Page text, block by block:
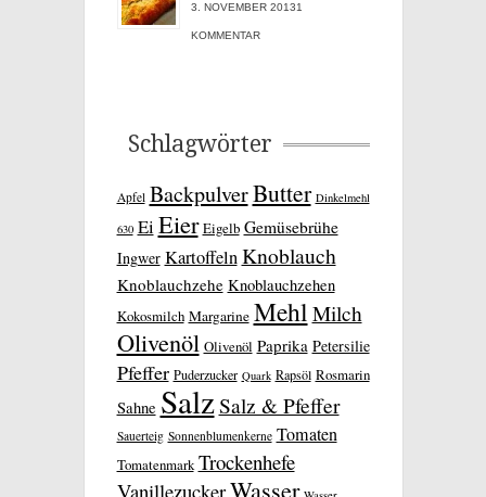
3. NOVEMBER 20131
KOMMENTAR
Schlagwörter
Apfel BackpulverButter Dinkelmehl
630 Ei Eier Eigelb Gemüsebrühe
Ingwer Kartoffeln Knoblauch
Knoblauchzehe Knoblauchzehen
Kokosmilch Margarine Mehl Milch
Olivenöl Olivenöl Paprika Petersilie
Pfeffer Puderzucker Quark Rapsöl Rosmarin
Sahne SalzSalz & Pfeffer
Sauerteig Sonnenblumenkerne Tomaten
Tomatenmark Trockenhefe
VanillezuckerWasser